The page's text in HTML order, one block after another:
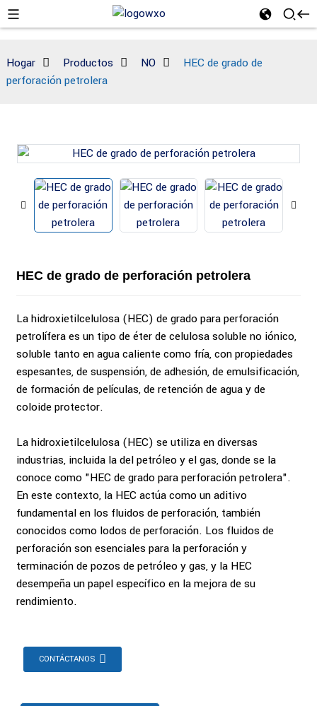
Hogar Productos NO
HEC de grado de
perforación petrolera
HEC de grado de perforación petrolera
La hidroxietilcelulosa (HEC) de grado para perforación
petrolífera es un tipo de éter de celulosa soluble no iónico,
soluble tanto en agua caliente como fría, con propiedades
espesantes, de suspensión, de adhesión, de emulsificación,
de formación de películas, de retención de agua y de
coloide protector.
La hidroxietilcelulosa (HEC) se utiliza en diversas
industrias, incluida la del petróleo y el gas, donde se la
conoce como "HEC de grado para perforación petrolera".
En este contexto, la HEC actúa como un aditivo
fundamental en los fluidos de perforación, también
conocidos como lodos de perforación. Los fluidos de
perforación son esenciales para la perforación y
terminación de pozos de petróleo y gas, y la HEC
desempeña un papel específico en la mejora de su
rendimiento.
CONTÁCTANOS